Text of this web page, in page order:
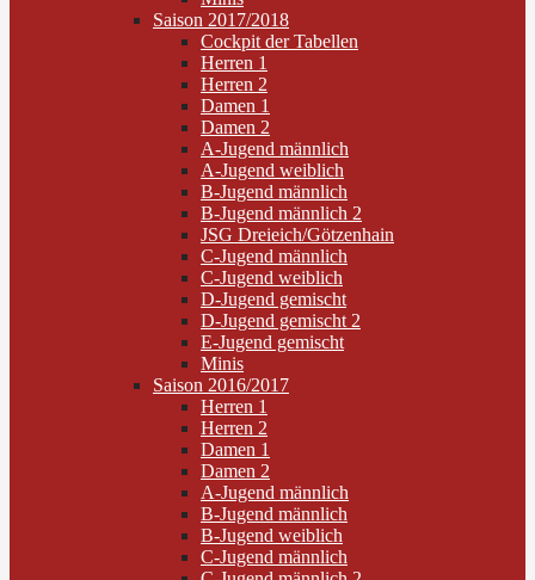
Saison 2017/2018
Cockpit der Tabellen
Herren 1
Herren 2
Damen 1
Damen 2
A-Jugend männlich
A-Jugend weiblich
B-Jugend männlich
B-Jugend männlich 2
JSG Dreieich/Götzenhain
C-Jugend männlich
C-Jugend weiblich
D-Jugend gemischt
D-Jugend gemischt 2
E-Jugend gemischt
Minis
Saison 2016/2017
Herren 1
Herren 2
Damen 1
Damen 2
A-Jugend männlich
B-Jugend männlich
B-Jugend weiblich
C-Jugend männlich